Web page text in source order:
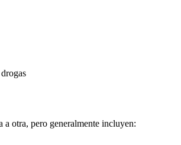
a otra, pero generalmente incluyen: